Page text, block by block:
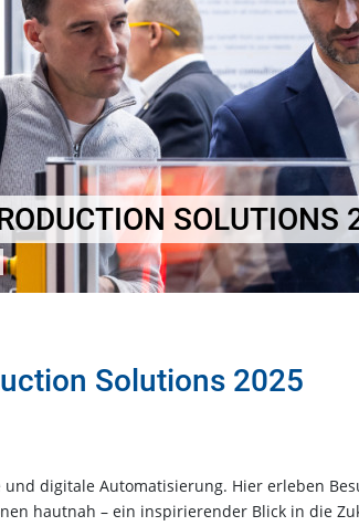
SOLUTIONS
Solutions 2025
und digitale Automatisierung. Hier erleben
hautnah – ein inspirierender Blick in die